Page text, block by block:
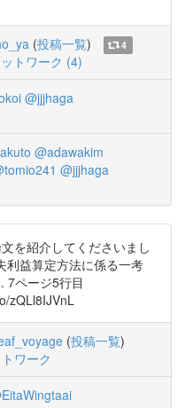
(投稿一覧)
4
トワーク (4)
@jjjhaga
@adawakim
@jjjhaga
を紹介してくださいまし
利益算定方法に係る一考
7ページ5行目
zQLl8IJVnL
(投稿一覧)
ワーク